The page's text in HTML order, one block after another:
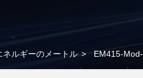
ネルギーのメートル > EM415-